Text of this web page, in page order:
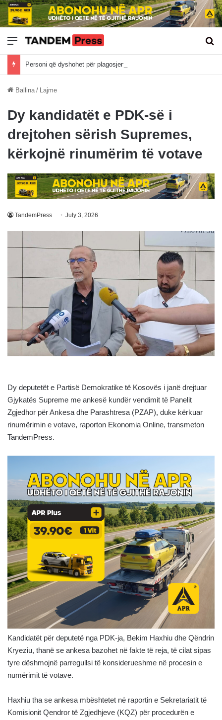
Meny
Ballina / Lajme
Dy kandidatët e PDK-së i
drejtohen sërish Supremes,
kërkojnë rinumërim të votave
TandemPress July 3, 2026
Dy deputetët e Partisë Demokratike të Kosovës i janë drejtuar
Gjykatës Supreme me ankesë kundër vendimit të Panelit
Zgjedhor për Ankesa dhe Parashtresa (PZAP), duke kërkuar
rinumërimin e votave, raporton Ekonomia Online, transmeton
TandemPress.
Kandidatët për deputetë nga PDK-ja, Bekim Haxhiu dhe Qëndrin
Kryeziu, thanë se ankesa bazohet në fakte të reja, të cilat sipas
tyre dëshmojnë parregullsi të konsiderueshme në procesin e
numërimit të votave.
Haxhiu tha se ankesa mbështetet në raportin e Sekretariatit të
Komisionit Qendror të Zgjedhjeve (KQZ) për procedurën e